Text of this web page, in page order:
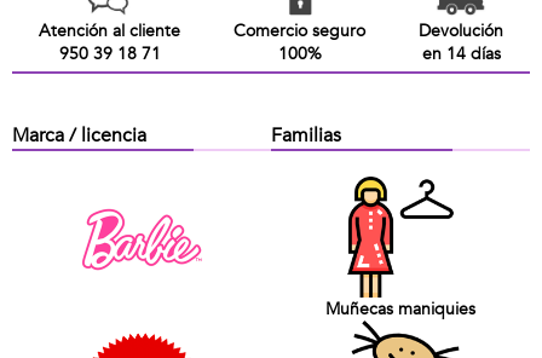
Atención al cliente
950 39 18 71
Comercio seguro
100%
Devolución
en 14 días
Marca / licencia Familias
Muñecas maniquies